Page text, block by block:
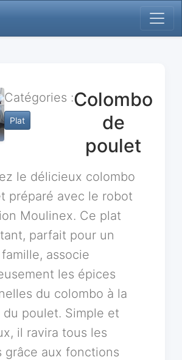
Catégories :
Plat
Colombo
de
poulet
le délicieux colombo
préparé avec le robot
Moulinex. Ce plat
parfait pour un
associe
les épices
du colombo à la
poulet. Simple et
il ravira tous les
grâce aux fonctions